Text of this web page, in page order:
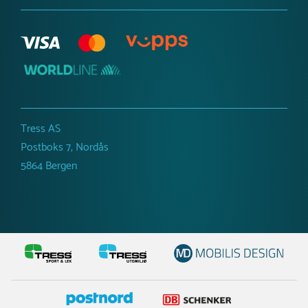
Tress AS
Postboks 7, Nordås
5864 Bergen